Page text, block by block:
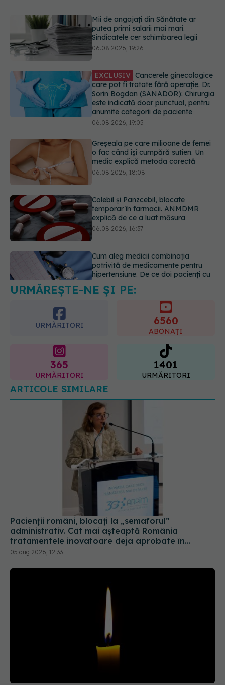
EXCLUSIV Cancerele ginecologice
care pot fi tratate fără operație. Dr.
Sorin Bogdan (SANADOR): Chirurgia
este indicată doar punctual, pentru
Greșeala pe care milioane de femei
o fac când își cumpără sutien. Un
medic explică metoda corectă
06.08.2026, 18:08
Colebil și Panzcebil, blocate
temporar în farmacii. ANMDMR
explică de ce a luat măsura
06.08.2026, 16:37
Cum aleg medicii combinația
potrivită de medicamente pentru
hipertensiune. De ce doi pacienți cu
aceeași tensiune pot primi
Mii de angajați din Sănătate ar
putea primi salarii mai mari.
Sindicatele cer schimbarea legii
06.08.2026, 19:26
URMĂREȘTE-NE ȘI PE:
URMĂRITORI 6560
ABONAȚI
365
URMĂRITORI
1401
URMĂRITORI
ARTICOLE SIMILARE
Pacienții români, blocați la „semaforul”
administrativ. Cât mai așteaptă România
tratamentele inovatoare deja aprobate în
Europa
05 aug 2026, 12:33